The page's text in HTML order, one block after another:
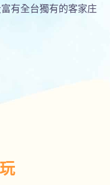
有全台獨有的客家庄